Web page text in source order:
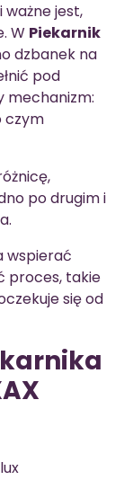
jest,
W Piekarnik
dzbanek na
pod
mechanizm:
czym
po drugim i
wspierać
proces, takie
się od